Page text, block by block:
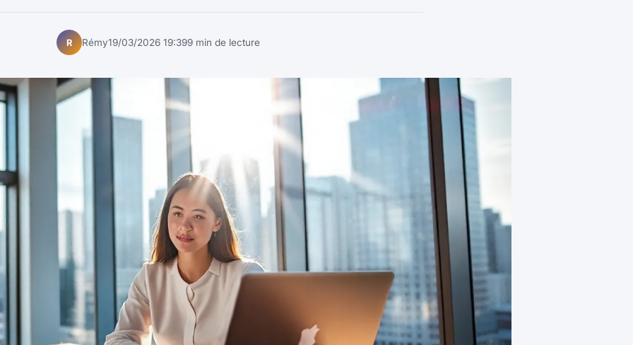
R Rémy19/03/2026 19:399 min de lecture